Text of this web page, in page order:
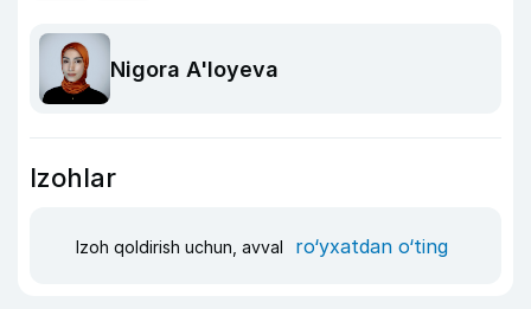
Nigora A'loyeva
Izohlar
Izoh qoldirish uchun, avval ro‘yxatdan o‘ting